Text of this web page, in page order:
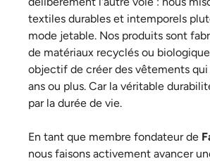
textiles durables et intemporels
mode jetable. Nos produits sont
de matériaux recyclés ou
objectif de créer des vêtements
ans ou plus. Car la véritable
par la durée de vie.
En tant que membre fondateur de
nous faisons activement avancer